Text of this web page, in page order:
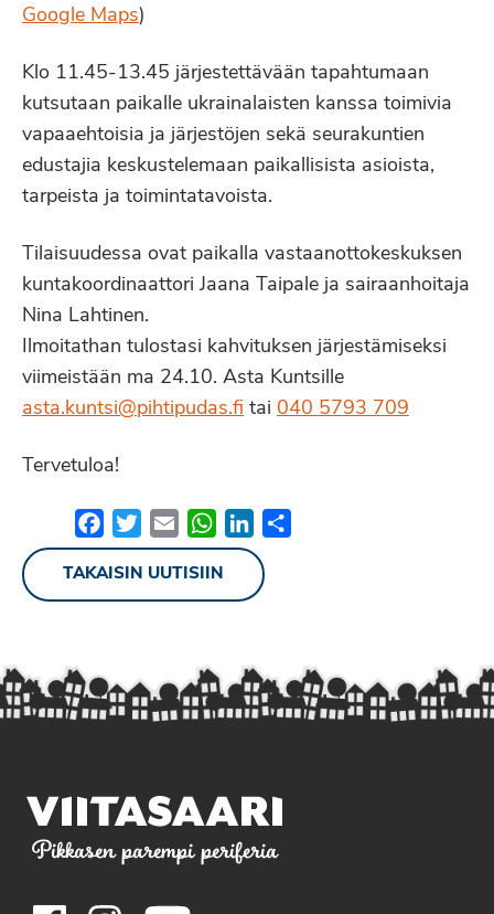
Google Maps)
Klo 11.45-13.45 järjestettävään tapahtumaan
kutsutaan paikalle ukrainalaisten kanssa toimivia
vapaaehtoisia ja järjestöjen sekä seurakuntien
edustajia keskustelemaan paikallisista asioista,
tarpeista ja toimintatavoista.
Tilaisuudessa ovat paikalla vastaanottokeskuksen
kuntakoordinaattori Jaana Taipale ja sairaanhoitaja
Nina Lahtinen.
Ilmoitathan tulostasi kahvituksen järjestämiseksi
viimeistään ma 24.10. Asta Kuntsille
asta.kuntsi@pihtipudas.fi tai 040 5793 709
Tervetuloa!
FacebookTwitterEmail WhatsApp
LinkedIn
TAKAISIN UUTISIIN
Pikkasen parempi periferia